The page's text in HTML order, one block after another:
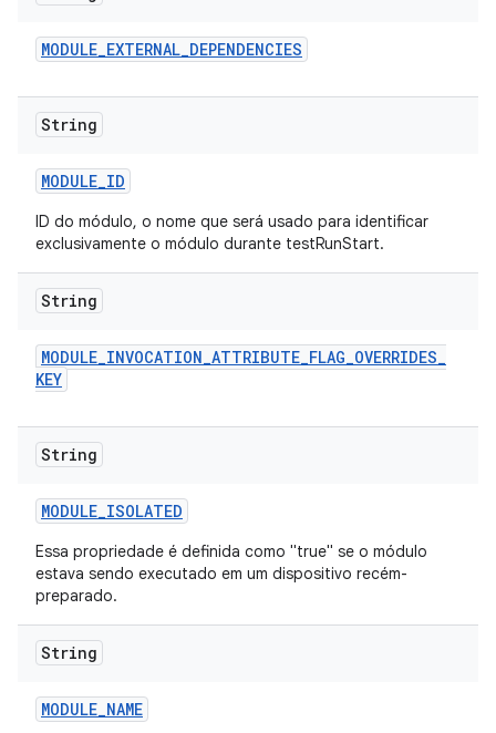
MODULE_EXTERNAL_DEPENDENCIES
String
MODULE_ID
ID do módulo, o nome que será usado para identificar
exclusivamente o módulo durante testRunStart.
String
MODULE_INVOCATION_ATTRIBUTE_FLAG_OVERRIDES_
KEY
String
MODULE_ISOLATED
Essa propriedade é definida como "true" se o módulo
estava sendo executado em um dispositivo recém-
preparado.
String
MODULE_NAME